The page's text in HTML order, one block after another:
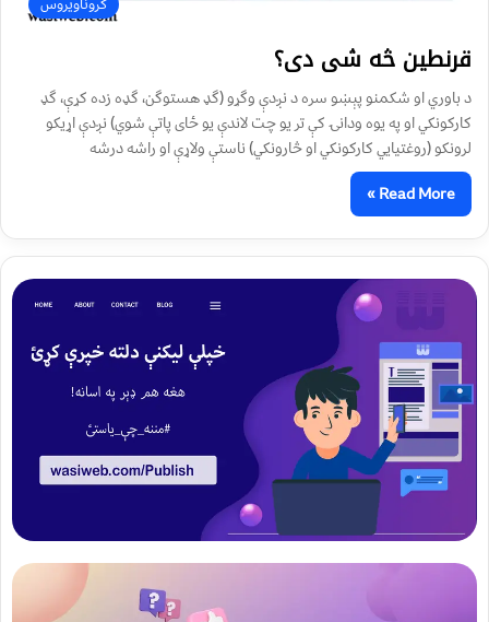
قرنطین څه شی دی؟
د باوري او شکمنو پېښو سره د نږدې وگړو (گډ هستوگن، گډه زده کړې، گډ
کارکونکي او په يوه ودانۍ کې تر يو چت لاندې يو ځای پاتې شوي) نږدې اړیکو
لرونکو (روغتيایي کارکونکي او څارونكي) ناستې ولاړې او راشه درشه
Read More »